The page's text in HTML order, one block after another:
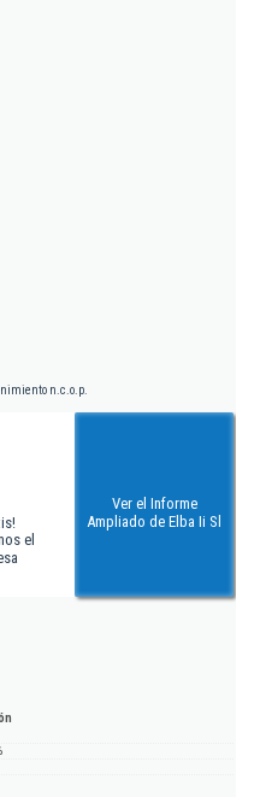
n.c.o.p.
el
Ver el Informe
Ampliado de Elba Ii Sl